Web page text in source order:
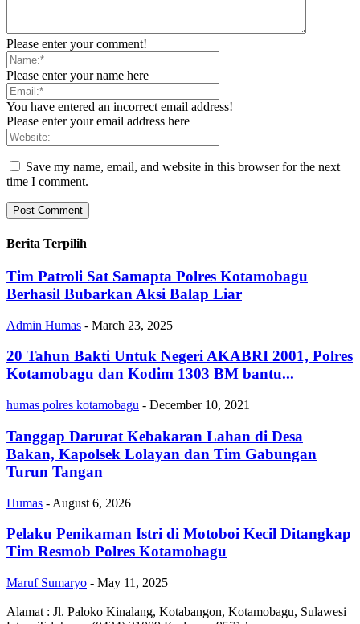
Please enter your comment!
Please enter your name here
You have entered an incorrect email address!
Please enter your email address here
Save my name, email, and website in this browser for the next
time I comment.
Berita Terpilih
Tim Patroli Sat Samapta Polres Kotamobagu
Berhasil Bubarkan Aksi Balap Liar
Admin Humas - March 23, 2025
20 Tahun Bakti Untuk Negeri AKABRI 2001, Polres
Kotamobagu dan Kodim 1303 BM bantu...
humas polres kotamobagu - December 10, 2021
Tanggap Darurat Kebakaran Lahan di Desa
Bakan, Kapolsek Lolayan dan Tim Gabungan
Turun Tangan
Humas - August 6, 2026
Pelaku Penikaman Istri di Motoboi Kecil Ditangkap
Tim Resmob Polres Kotamobagu
Maruf Sumaryo - May 11, 2025
Alamat : Jl. Paloko Kinalang, Kotabangon, Kotamobagu, Sulawesi